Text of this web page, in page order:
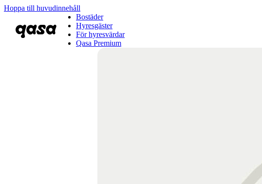
Hoppa till huvudinnehåll
Bostäder
Hyresgäster
För hyresvärdar
Qasa Premium